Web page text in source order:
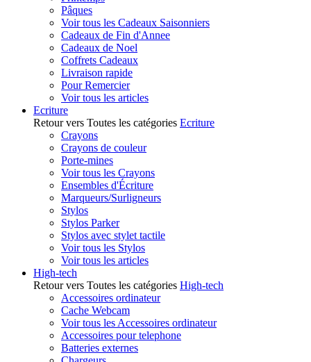
Pâques
Voir tous les Cadeaux Saisonniers
Cadeaux de Fin d'Annee
Cadeaux de Noel
Coffrets Cadeaux
Livraison rapide
Pour Remercier
Voir tous les articles
Ecriture
Retour vers Toutes les catégories Ecriture
Crayons
Crayons de couleur
Porte-mines
Voir tous les Crayons
Ensembles d'Écriture
Marqueurs/Surligneurs
Stylos
Stylos Parker
Stylos avec stylet tactile
Voir tous les Stylos
Voir tous les articles
High-tech
Retour vers Toutes les catégories High-tech
Accessoires ordinateur
Cache Webcam
Voir tous les Accessoires ordinateur
Accessoires pour telephone
Batteries externes